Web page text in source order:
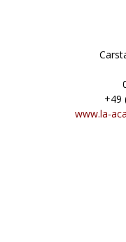
+49
www.la-